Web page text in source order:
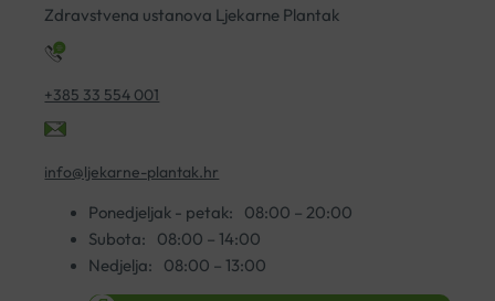
Zdravstvena ustanova Ljekarne Plantak
+385 33 554 001
info@ljekarne-plantak.hr
Ponedjeljak - petak:
08:00 – 20:00
Subota:
08:00 – 14:00
Nedjelja:
08:00 – 13:00